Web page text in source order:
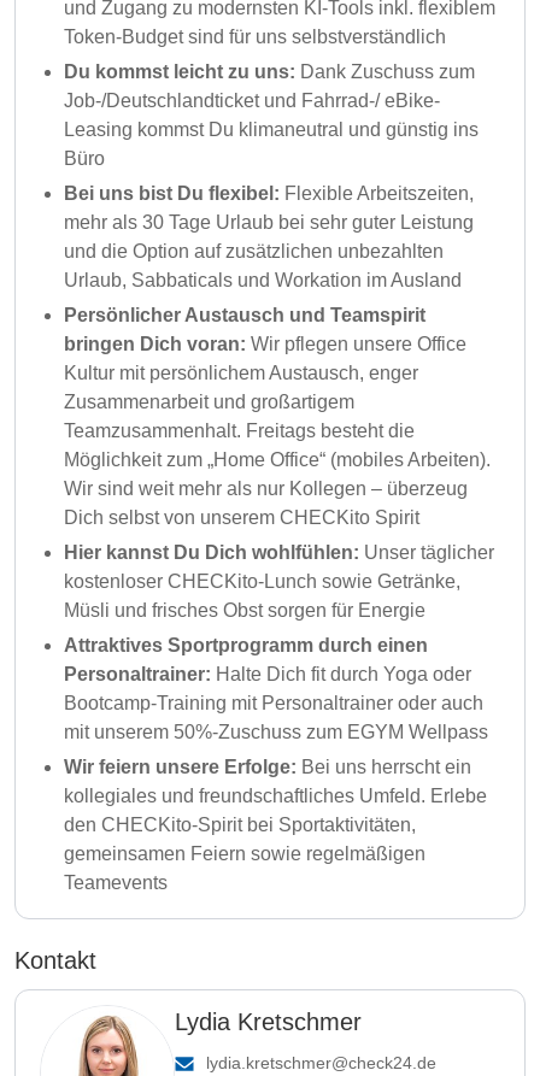
und Zugang zu modernsten KI-Tools inkl. flexiblem
Token-Budget sind für uns selbstverständlich
Du kommst leicht zu uns: Dank Zuschuss zum
Job-/Deutschlandticket und Fahrrad-/ eBike-
Leasing kommst Du klimaneutral und günstig ins
Büro
Bei uns bist Du flexibel: Flexible Arbeitszeiten,
mehr als 30 Tage Urlaub bei sehr guter Leistung
und die Option auf zusätzlichen unbezahlten
Urlaub, Sabbaticals und Workation im Ausland
Persönlicher Austausch und Teamspirit
bringen Dich voran: Wir pflegen unsere Office
Kultur mit persönlichem Austausch, enger
Zusammenarbeit und großartigem
Teamzusammenhalt. Freitags besteht die
Möglichkeit zum „Home Office“ (mobiles Arbeiten).
Wir sind weit mehr als nur Kollegen – überzeug
Dich selbst von unserem CHECKito Spirit
Hier kannst Du Dich wohlfühlen: Unser täglicher
kostenloser CHECKito-Lunch sowie Getränke,
Müsli und frisches Obst sorgen für Energie
Attraktives Sportprogramm durch einen
Personaltrainer: Halte Dich fit durch Yoga oder
Bootcamp-Training mit Personaltrainer oder auch
mit unserem 50%-Zuschuss zum EGYM Wellpass
Wir feiern unsere Erfolge: Bei uns herrscht ein
kollegiales und freundschaftliches Umfeld. Erlebe
den CHECKito-Spirit bei Sportaktivitäten,
gemeinsamen Feiern sowie regelmäßigen
Teamevents
Kontakt
Lydia Kretschmer
lydia.kretschmer@check24.de